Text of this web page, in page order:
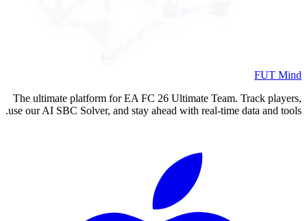
FUT Mind
The ultimate platform for EA FC 26 Ultimate Team. Track players,
use our AI SBC Solver, and stay ahead with real-time data and tools.